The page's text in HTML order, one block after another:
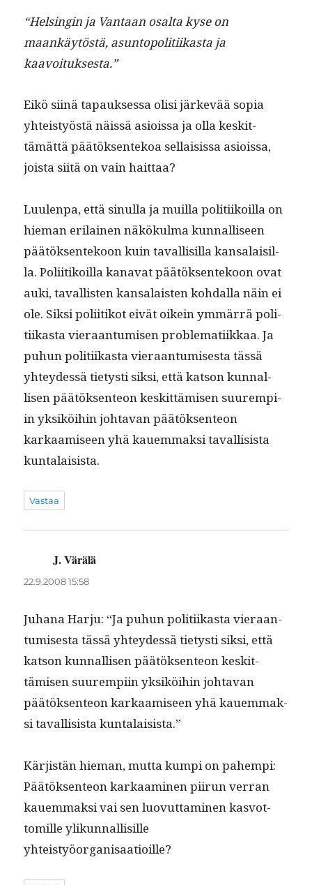
“Helsin­gin ja Van­taan osalta kyse on
maankäytöstä, asun­topoli­ti­ikas­ta ja
kaavoituksesta.”
Eikö siinä tapauk­ses­sa olisi järkevää sopia
yhteistyöstä näis­sä asiois­sa ja olla keskit­
tämät­tä päätök­sen­tekoa sel­l­ai­sis­sa asiois­sa,
joista siitä on vain haittaa?
Luu­len­pa, että sin­ul­la ja muil­la poli­ti­ikoil­la on
hie­man eri­lainen näkökul­ma kun­nal­liseen
päätök­sen­tekoon kuin taval­lisil­la kansalaisil­
la. Poli­itikoil­la kana­vat päätök­sen­tekoon ovat
auki, taval­lis­ten kansalais­ten kohdal­la näin ei
ole. Sik­si poli­itikot eivät oikein ymmär­rä poli­
ti­ikas­ta vier­aan­tu­misen prob­lemati­ikkaa. Ja
puhun poli­ti­ikas­ta vier­aan­tu­mis­es­ta tässä
yhtey­dessä tietysti sik­si, että kat­son kun­nal­
lisen päätök­sen­teon keskit­tämisen suurem­pi­
in yksiköi­hin johta­van päätök­sen­teon
karkaamiseen yhä kauem­mak­si taval­li­sista
kuntalaisista.
Vastaa
J. Värälä
22.9.2008 15:58
Juhana Har­ju: “Ja puhun poli­ti­ikas­ta vier­aan­
tu­mis­es­ta tässä yhtey­dessä tietysti sik­si, että
kat­son kun­nal­lisen päätök­sen­teon keskit­
tämisen suurem­pi­in yksiköi­hin johta­van
päätök­sen­teon karkaamiseen yhä kauem­mak­
si taval­li­sista kuntalaisista.”
Kär­jistän hie­man, mut­ta kumpi on pahempi:
Päätök­sen­teon karkaami­nen piirun ver­ran
kauem­mak­si vai sen luovut­ta­mi­nen kasvot­
tomille ylikun­nal­lisille
yhteistyöorganisaatioille?